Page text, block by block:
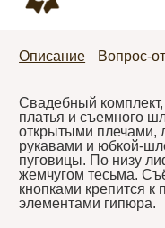
Описание Вопрос-
Свадебный
платья и съемного
открытыми плечами,
рукавами и юбкой-
пуговицы. По низу
жемчугом тесьма.
кнопками крепится
элементами гипюра.